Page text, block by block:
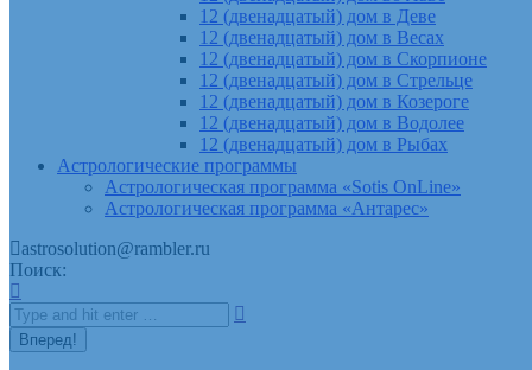
12 (двенадцатый) дом в Деве
12 (двенадцатый) дом в Весах
12 (двенадцатый) дом в Скорпионе
12 (двенадцатый) дом в Стрельце
12 (двенадцатый) дом в Козероге
12 (двенадцатый) дом в Водолее
12 (двенадцатый) дом в Рыбах
Астрологические программы
Астрологическая программа «Sotis OnLine»
Астрологическая программа «Антарес»
astrosolution@rambler.ru
Поиск: